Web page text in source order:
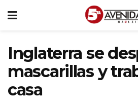
Inglaterra se
mascarillas y
casa